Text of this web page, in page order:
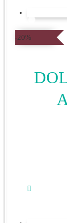
-20%